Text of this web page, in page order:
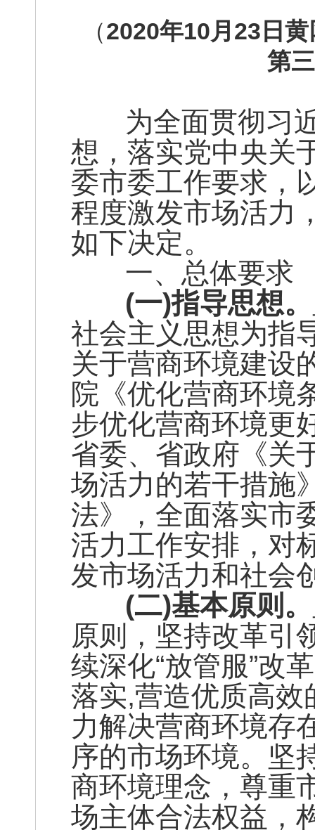
（2020年10月 23 日黄
第
为全面贯彻习近
想，落实党中央关
委市委工作要求，
程度激发市场活力
如下决定。
一、总体要求
(一)指导思想。
社会主义思想为指
关于营商环境建设
院《优化营商环境
步优化营商环境更
省委、省政府《关
场活力的若干措施
法》，全面落实市
活力工作安排，对
发市场活力和社会
(二)基本原则。
原则，坚持改革引
续深化“放管服”改
落实,营造优质高
力解决营商环境存
序的市场环境。坚
商环境理念，尊重
场主体合法权益，